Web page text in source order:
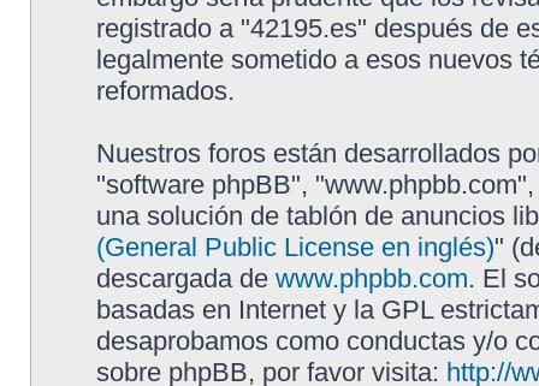
registrado a "42195.es" después de
legalmente sometido a esos nuevos
reformados.
Nuestros foros están desarrollados
"software phpBB",
una solución de tablón de anuncios
(General Public License en inglés)"
descargada de www.phpbb.com. El
basadas en Internet y la GPL
desaprobamos como conductas y/o
sobre phpBB, por favor visita: http://